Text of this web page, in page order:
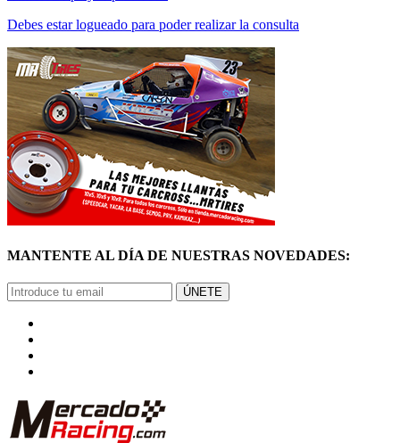
ÚNETE
© Mercadoracing 2026 Todos los derechos reservados
Términos y condiciones de uso, normas y política de privacidad.
GRACIAS
POR SUSCRIBIRTE
Pronto comenzarás a recibir nuestras novedades